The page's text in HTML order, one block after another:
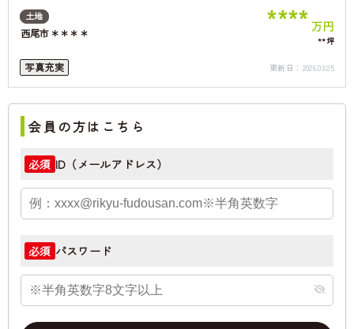
土地
西尾市＊＊＊＊ **** 万円
**坪
写真充実 更新日： 2026.03.05
会員の方はこちら
必須 ID（メールアドレス）
必須 パスワード